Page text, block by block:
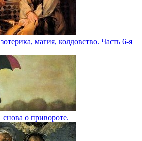
магия, колдовство. Часть 6-я
о привороте.